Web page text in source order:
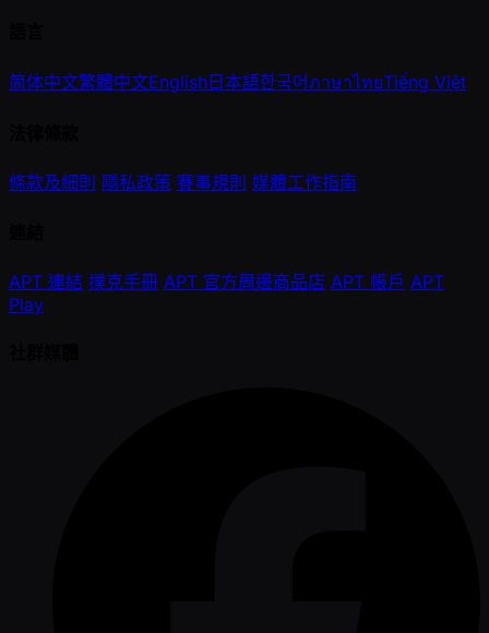
简体中文繁體中文English日本語한국어ภาษาไทยTiếng Việt
條款及細則 隱私政策 賽事規則 媒體工作指南
APT 連結 撲克手冊 APT 官方周邊商品店 APT 帳戶 APT
Play